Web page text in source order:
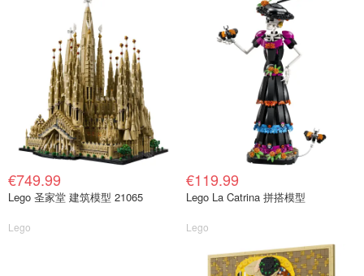
€749.99
Lego 圣家堂 建筑模型 21065
Lego
€119.99
Lego La Catrina 拼搭模型
Lego